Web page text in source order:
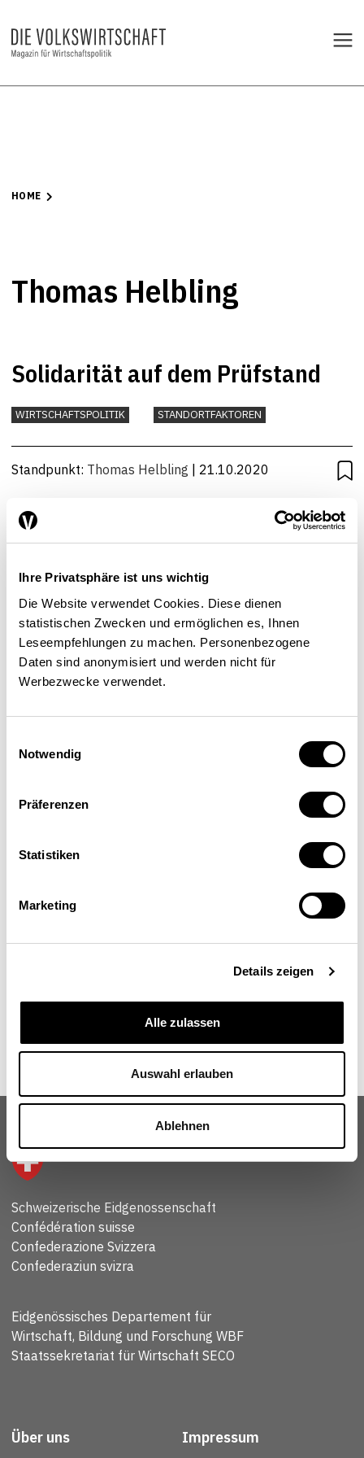
Ihre Privatsphäre ist uns wichtig
Die Website verwendet Cookies. Diese dienen
statistischen Zwecken und ermöglichen es, Ihnen
Leseempfehlungen zu machen. Personenbezogene
Daten sind anonymisiert und werden nicht für
Werbezwecke verwendet.
Notwendig
Präferenzen
Statistiken
Marketing
Details zeigen
Alle zulassen
Auswahl erlauben
Ablehnen
HOME
Thomas Helbling
Solidarität auf dem Prüfstand
WIRTSCHAFTSPOLITIK STANDORTFAKTOREN
Standpunkt: Thomas Helbling | 21.10.2020
Thomas Helbling
Versicherungsverbandes (SVV), Zürich
Schweizerische Eidgenossenschaft
Confédération suisse
Confederazione Svizzera
Confederaziun svizra
Eidgenössisches Departement für
Wirtschaft, Bildung und Forschung WBF
Staatssekretariat für Wirtschaft SECO
Über uns
Impressum